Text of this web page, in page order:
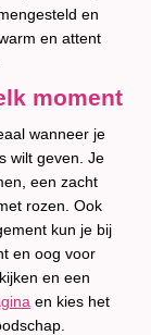
en
en attent
moment
wanneer je
wilt geven. Je
een zacht
rozen. Ook
kun je bij
en oog voor
en een
en kies het